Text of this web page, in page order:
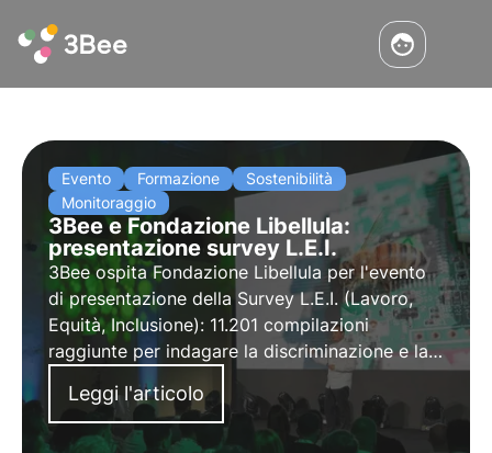
Evento Formazione
Sostenibilità
Monitoraggio
3Bee e Fondazione Libellula:
presentazione survey L.E.I.
3Bee ospita Fondazione Libellula per l'evento
di presentazione della Survey L.E.I. (Lavoro,
Equità, Inclusione): 11.201 compilazioni
raggiunte per indagare la discriminazione e la
violenza di genere nel mondo del lavoro.
Leggi l'articolo